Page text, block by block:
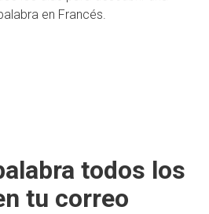
en Francés.
todos los
tu correo